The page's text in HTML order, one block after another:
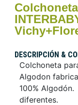
DESCRIPCIÓN &
Colchoneta
Algodon
100%
diferentes.